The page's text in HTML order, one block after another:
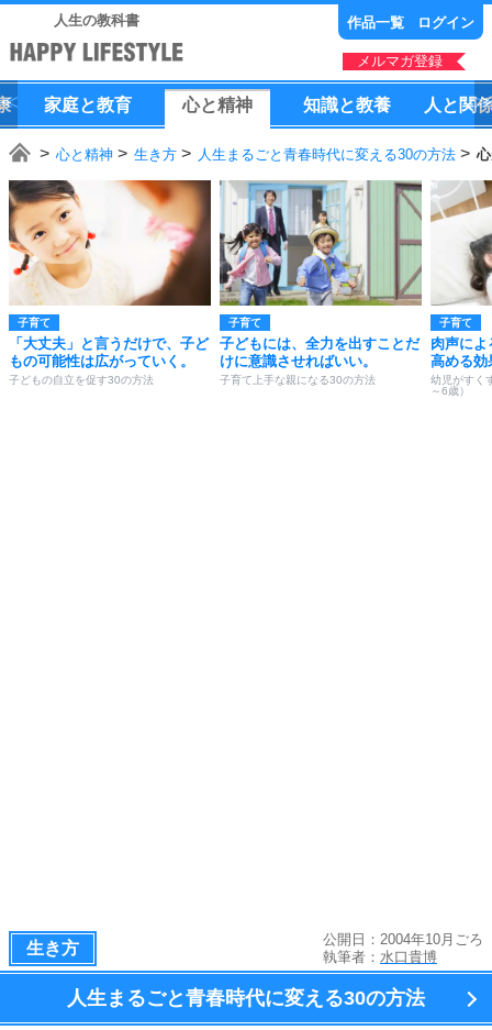
人生の教科書 作品一覧 ログイン
メルマガ登録
家庭と教育 心と精神 知識と教養 人 と 関
心と精神 生き方 人生まるごと青春時代に変える30の方法
子育て
「大丈夫」と言うだけで、子ど
もの可能性は広がっていく。
子どもの自立を促す30の方法
子育て
子どもには、全力を出すことだ
けに意識させればいい。
子育て上手な親になる30の方法
子育て
肉声に
高める効
幼児がすく
～6歳）
生き方
公開日：2004年10月ごろ
執筆者： 水口貴博
人生まるごと青春時代に変える30の方法